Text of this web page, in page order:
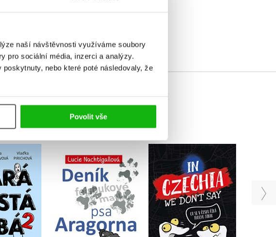
naší návštěvnosti využíváme soubory
pro sociální média, inzerci a analýzy.
nebo které poté následovaly, že
Povolit vše
blbá
Pirichová
Deník psa Aragorna
Lucie Nachtigallová
In Czechia We Don't
Say
Jaroslav Salon